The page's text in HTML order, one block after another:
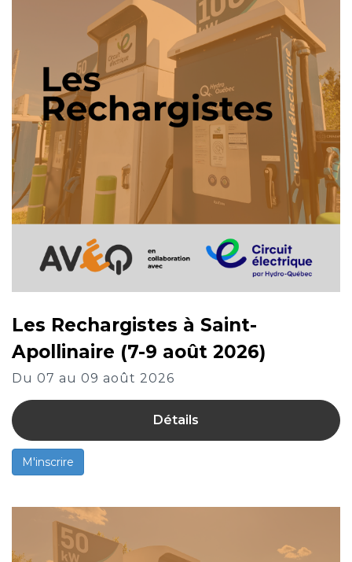
Les Rechargistes à Saint-
Apollinaire (7-9 août 2026)
Du 07 au 09 août 2026
Détails
M'inscrire